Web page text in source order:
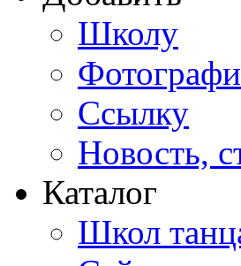
Школу
Ссылку
Новость,
Каталог
Школ